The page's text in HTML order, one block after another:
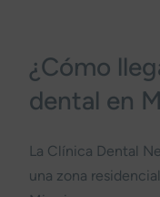
¿Cómo
dental en
La Clínica Dental
una zona